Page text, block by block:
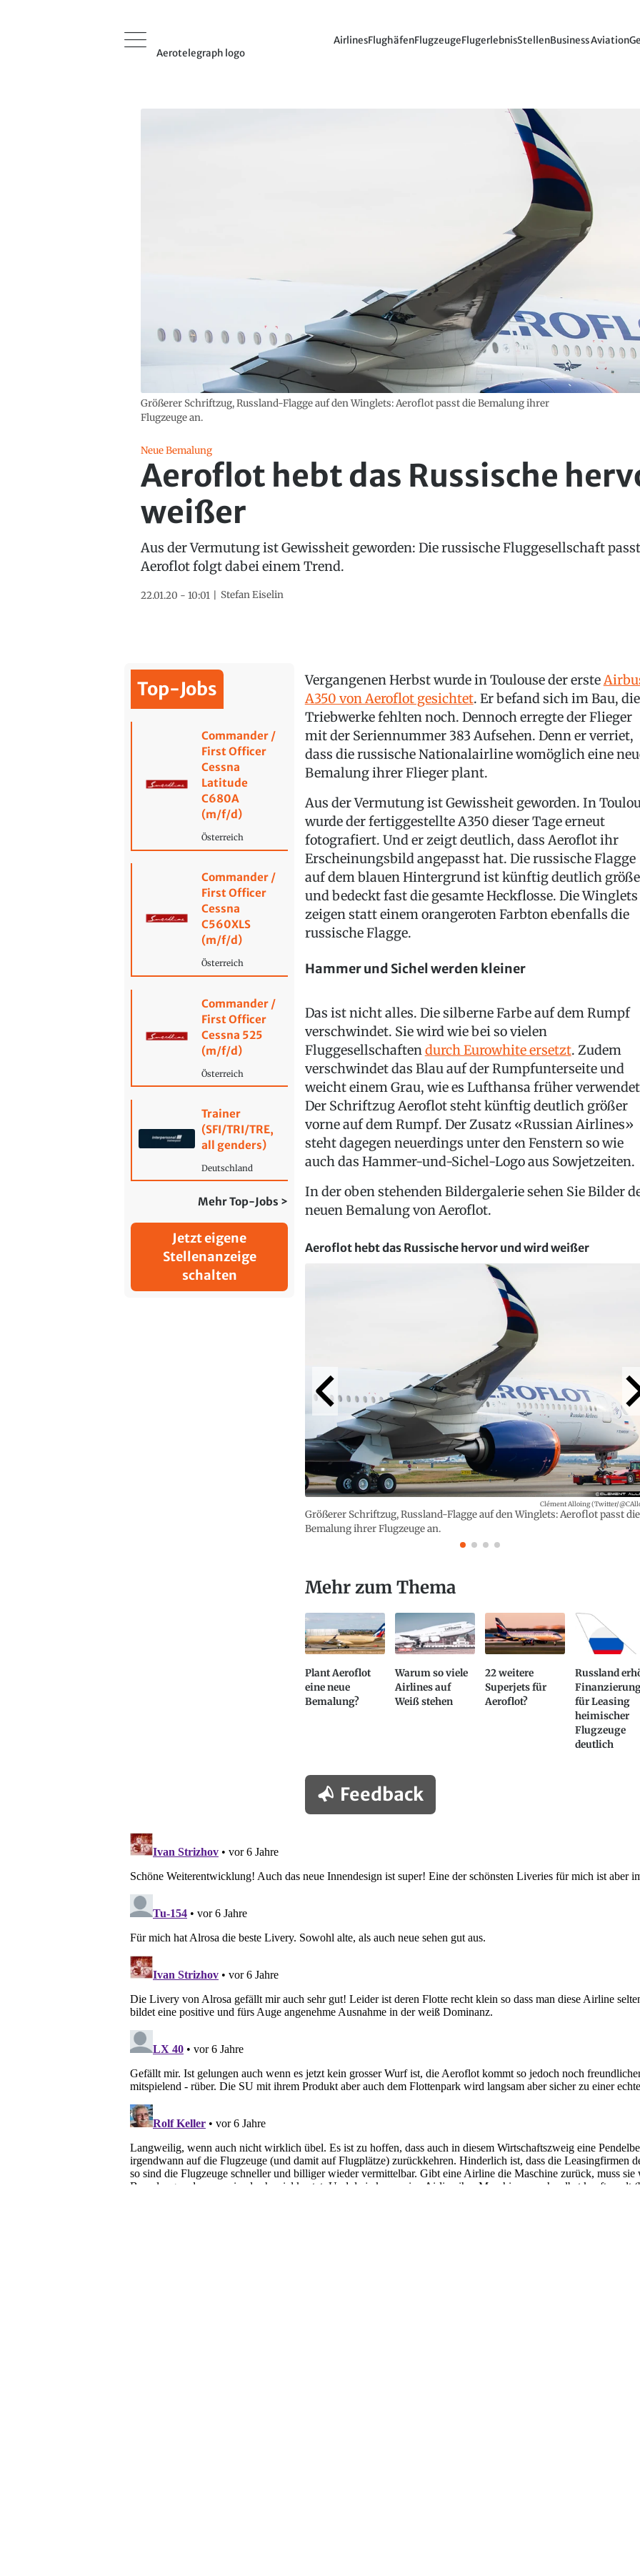
Aerotelegraph logo
AirlinesFlughäfenFlugzeugeFlugerlebnisStellenBusiness Aviation
Größerer Schriftzug, Russland-Flagge auf den Winglets: Aeroflot passt die Bemalung ihrer
Flugzeuge an.
Neue Bemalung
Aeroflot hebt das Russische
weißer
Aus der Vermutung ist Gewissheit geworden: Die russische Fluggesellschaft
Aeroflot folgt dabei einem Trend.
22.01.20 - 10:01 Stefan Eiselin
Top-Jobs
Commander /
First Officer
Cessna
Latitude
C680A
(m/f/d)
Österreich
Commander /
First Officer
Cessna
C560XLS
(m/f/d)
Österreich
Commander /
First Officer
Cessna 525
(m/f/d)
Österreich
Trainer
(SFI/TRI/TRE,
all genders)
Deutschland
Mehr Top-Jobs >
Jetzt eigene
Stellenanzeige
schalten
Vergangenen Herbst wurde in Toulouse der erste
A350 von Aeroflot gesichtet. Er befand sich im Bau, die
Triebwerke fehlten noch. Dennoch erregte der Flieger
mit der Seriennummer 383 Aufsehen. Denn er verriet,
dass die russische Nationalairline womöglich eine
Bemalung ihrer Flieger plant.
Aus der Vermutung ist Gewissheit geworden. In
wurde der fertiggestellte A350 dieser Tage erneut
fotografiert. Und er zeigt deutlich, dass Aeroflot ihr
Erscheinungsbild angepasst hat. Die russische Flagge
auf dem blauen Hintergrund ist künftig deutlich
und bedeckt fast die gesamte Heckflosse. Die Winglets
zeigen statt einem orangeroten Farbton ebenfalls die
russische Flagge.
Hammer und Sichel werden kleiner
Das ist nicht alles. Die silberne Farbe auf dem Rumpf
verschwindet. Sie wird wie bei so vielen
Fluggesellschaftendurch Eurowhite ersetzt. Zudem
verschwindet das Blau auf der Rumpfunterseite und
weicht einem Grau, wie es Lufthansa früher
Der Schriftzug Aeroflot steht künftig deutlich größer
vorne auf dem Rumpf. Der Zusatz «Russian Airlines»
steht dagegen neuerdings unter den Fenstern so wie
auch das Hammer-und-Sichel-Logo aus Sowjetzeiten.
In der oben stehenden Bildergalerie sehen Sie Bilder
neuen Bemalung von Aeroflot.
Aeroflot hebt das Russische hervor und wird weißer
Größerer Schriftzug, Russland-Flagge auf den Winglets: Aeroflot passt die
Bemalung ihrer Flugzeuge an.
Clément Alloing (Twitter/
Mehr zum Thema
Plant Aeroflot
eine neue
Bemalung?
Warum so viele
Airlines auf
Weiß stehen
22 weitere
Superjets für
Aeroflot?
Russland
für Leasing
heimischer
Flugzeuge
deutlich
Feedback